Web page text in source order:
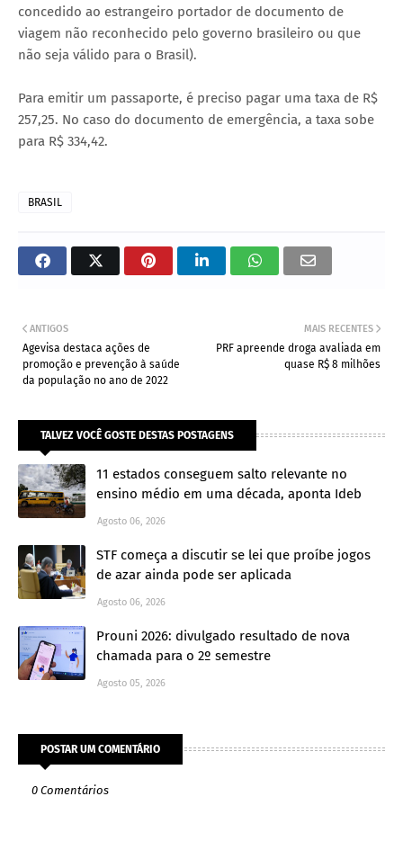
concedido ao estrangeiro portador de documento de
viagem não reconhecido pelo governo brasileiro ou que
não seja válido para o Brasil).
Para emitir um passaporte, é preciso pagar uma taxa de R$
257,25. No caso do documento de emergência, a taxa sobe
para R$ 334,42.
BRASIL
MAIS RECENTES
PRF apreende droga avaliada em
quase R$ 8 milhões
ANTIGOS
Agevisa destaca ações de
promoção e prevenção à saúde
da população no ano de 2022
TALVEZ VOCÊ GOSTE DESTAS POSTAGENS
11 estados conseguem salto relevante no
ensino médio em uma década, aponta Ideb
Agosto 06, 2026
STF começa a discutir se lei que proíbe jogos
de azar ainda pode ser aplicada
Agosto 06, 2026
Prouni 2026: divulgado resultado de nova
chamada para o 2º semestre
Agosto 05, 2026
POSTAR UM COMENTÁRIO
0 Comentários